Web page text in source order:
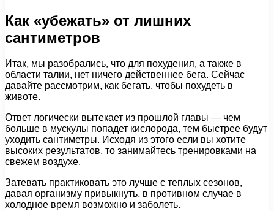
Как «убежать» от лишних
сантиметров
Итак, мы разобрались, что для похудения, а также в
области талии, нет ничего действеннее бега. Сейчас
давайте рассмотрим, как бегать, чтобы похудеть в
животе.
Ответ логически вытекает из прошлой главы — чем
больше в мускулы попадет кислорода, тем быстрее будут
уходить сантиметры. Исходя из этого если вы хотите
высоких результатов, то занимайтесь тренировками на
свежем воздухе.
Затевать практиковать это лучше с теплых сезонов,
давая организму привыкнуть, в противном случае в
холодное время возможно и заболеть.